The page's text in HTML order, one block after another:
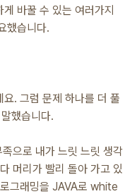
바꿀 수 있는 여러가지
했습니다.
. 그럼 문제 하나를 더 풀
했습니다.
으로 내가 느릿 느릿 생각
머리가 빨리 돌아 가고 있
그래밍을 JAVA로 white